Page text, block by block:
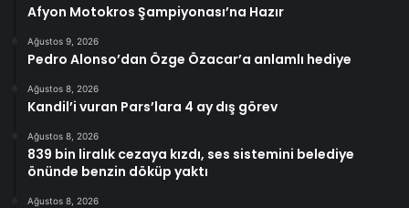
Afyon Motokros Şampiyonası’na Hazır
Ağustos 9, 2026
Pedro Alonso’dan Özge Özacar’a anlamlı hediye
Ağustos 8, 2026
Kandil’i vuran Pars’lara 4 ay dış görev
Ağustos 8, 2026
839 bin liralık cezaya kızdı, ses sistemini belediye
önünde benzin döküp yaktı
Ağustos 8, 2026